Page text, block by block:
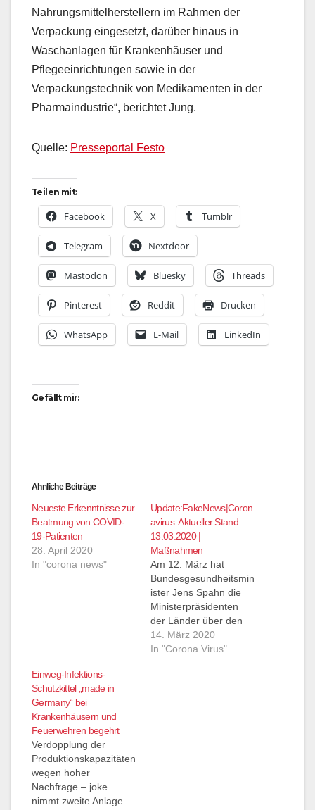
Nahrungsmittelherstellern im Rahmen der
Verpackung eingesetzt, darüber hinaus in
Waschanlagen für Krankenhäuser und
Pflegeeinrichtungen sowie in der
Verpackungstechnik von Medikamenten in der
Pharmaindustrie“, berichtet Jung.
Quelle: Presseportal Festo
Teilen mit:
Facebook X Tumblr
Telegram Nextdoor
Mastodon Bluesky Threads
Pinterest Reddit Drucken
WhatsApp E-Mail LinkedIn
Gefällt mir:
Ähnliche Beiträge
Neueste Erkenntnisse zur
Beatmung von COVID-
19-Patienten
28. April 2020
In "corona news"
Update:FakeNews|Coron
avirus: Aktueller Stand
13.03.2020 |
Maßnahmen
Am 12. März hat
Bundesgesundheitsmin
ister Jens Spahn die
Ministerpräsidenten
der Länder über den
aktuellen Stand der
Ausbreitung des
14. März 2020
In "Corona Virus"
Einweg-Infektions-
Schutzkittel „made in
Germany“ bei
Krankenhäusern und
Feuerwehren begehrt
Verdopplung der
Produktionskapazitäten
wegen hoher
Nachfrage – joke
nimmt zweite Anlage